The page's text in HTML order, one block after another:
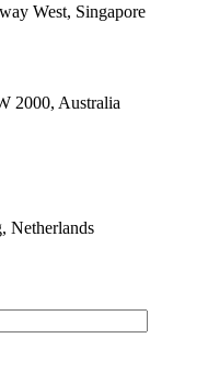
West, Singapore
2000, Australia
Netherlands